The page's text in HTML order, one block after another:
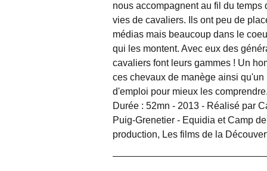
nous accompagnent au fil du temps
vies de cavaliers. Ils ont peu de
médias mais beaucoup dans le
qui les montent. Avec eux des
cavaliers font leurs gammes ! Un
ces chevaux de manège ainsi qu'un
d'emploi pour mieux les
Durée : 52mn - 2013 - Réalisé par
Puig-Grenetier - Equidia et Camp
production, Les films de la